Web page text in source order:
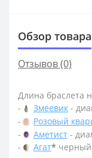
Обзор товара
Отзывов (0)
Длина браслета
-
Змеевик -
-
Розовый
-
Аметист -
-
Агат*